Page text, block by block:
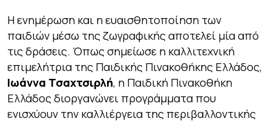
Η ενημέρωση και η ευαισθητοποίηση των
παιδιών μέσω της ζωγραφικής αποτελεί μία από
τις δράσεις. Όπως σημείωσε η καλλιτεχνική
επιμελήτρια της Παιδικής Πινακοθήκης Ελλάδος,
Ιωάννα Τσαχτσιρλή, η Παιδική Πινακοθήκη
Ελλάδος διοργανώνει προγράμματα που
ενισχύουν την καλλιέργεια της περιβαλλοντικής